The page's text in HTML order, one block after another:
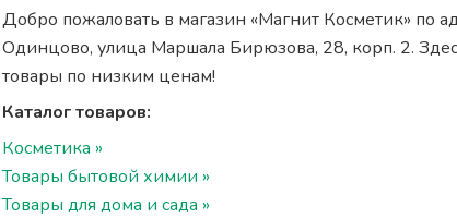
Добро пожаловать в магазин «Магнит Косметик» по
Одинцово, улица Маршала Бирюзова, 28, корп. 2.
товары по низким ценам!
Каталог товаров:
Косметика »
Товары бытовой химии »
Товары для дома и сада »